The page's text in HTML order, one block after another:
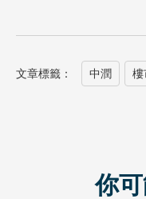
文章標籤： 中潤 樓
你